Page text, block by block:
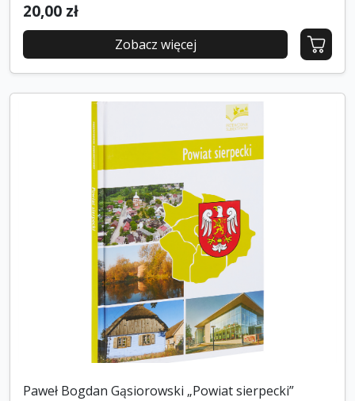
20,00 zł
Zobacz więcej
Paweł Bogdan Gąsiorowski „Powiat sierpecki”